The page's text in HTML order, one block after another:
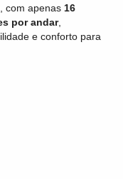
com apenas 16
por andar,
e conforto para